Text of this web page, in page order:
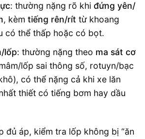
: thường nặng rõ khi đứng yên/
, kèm tiếng rên/rít từ khoang
có thể thấp hoặc có bọt.
lốp: thường nặng theo ma sát cơ
lốp sai thông số, rotuyn/bạc
có thể nặng cả khi xe lăn
thiết có tiếng bơm hay dầu
đủ áp, kiểm tra lốp không bị “ăn